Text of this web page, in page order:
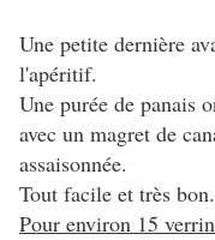
Une petite dernière
l'apéritif.
Une purée de panais
avec un magret de
assaisonnée.
Tout facile et très
Pour environ 15